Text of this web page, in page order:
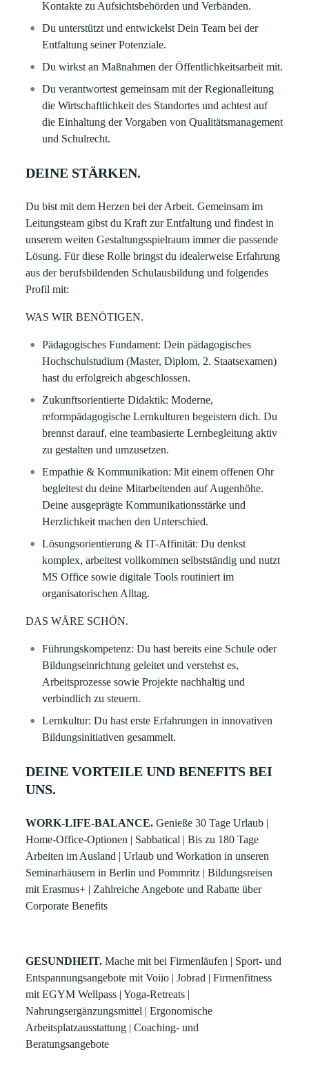
Kontakte zu Aufsichtsbehörden und Verbänden.
Du unterstützt und entwickelst Dein Team bei der
Entfaltung seiner Potenziale.
Du wirkst an Maßnahmen der Öffentlichkeitsarbeit mit.
Du verantwortest gemeinsam mit der Regionalleitung
die Wirtschaftlichkeit des Standortes und achtest auf
die Einhaltung der Vorgaben von Qualitätsmanagement
und Schulrecht.
DEINE STÄRKEN.
Du bist mit dem Herzen bei der Arbeit. Gemeinsam im
Leitungsteam gibst du Kraft zur Entfaltung und findest in
unserem weiten Gestaltungsspielraum immer die passende
Lösung. Für diese Rolle bringst du idealerweise Erfahrung
aus der berufsbildenden Schulausbildung und folgendes
Profil mit:
WAS WIR BENÖTIGEN.
Pädagogisches Fundament: Dein pädagogisches
Hochschulstudium (Master, Diplom, 2. Staatsexamen)
hast du erfolgreich abgeschlossen.
Zukunftsorientierte Didaktik: Moderne,
reformpädagogische Lernkulturen begeistern dich. Du
brennst darauf, eine teambasierte Lernbegleitung aktiv
zu gestalten und umzusetzen.
Empathie & Kommunikation: Mit einem offenen Ohr
begleitest du deine Mitarbeitenden auf Augenhöhe.
Deine ausgeprägte Kommunikationsstärke und
Herzlichkeit machen den Unterschied.
Lösungsorientierung & IT-Affinität: Du denkst
komplex, arbeitest vollkommen selbstständig und nutzt
MS Office sowie digitale Tools routiniert im
organisatorischen Alltag.
DAS WÄRE SCHÖN.
Führungskompetenz: Du hast bereits eine Schule oder
Bildungseinrichtung geleitet und verstehst es,
Arbeitsprozesse sowie Projekte nachhaltig und
verbindlich zu steuern.
Lernkultur: Du hast erste Erfahrungen in innovativen
Bildungsinitiativen gesammelt.
DEINE VORTEILE UND BENEFITS BEI
UNS.
WORK-LIFE-BALANCE. Genieße 30 Tage Urlaub |
Home-Office-Optionen | Sabbatical | Bis zu 180 Tage
Arbeiten im Ausland | Urlaub und Workation in unseren
Seminarhäusern in Berlin und Pommritz | Bildungsreisen
mit Erasmus+ | Zahlreiche Angebote und Rabatte über
Corporate Benefits
GESUNDHEIT. Mache mit bei Firmenläufen | Sport- und
Entspannungsangebote mit Voiio | Jobrad | Firmenfitness
mit EGYM Wellpass | Yoga-Retreats |
Nahrungsergänzungsmittel | Ergonomische
Arbeitsplatzausstattung | Coaching- und
Beratungsangebote